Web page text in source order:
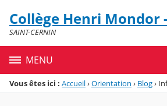
Menu de la rubrique
Contenu
Collège Henri Mondor -
SAINT-CERNIN
MENU
Vous êtes ici : Accueil›Orientation › Blog›